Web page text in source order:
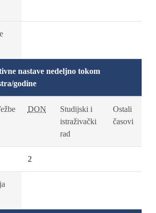
nastave nedeljno tokom
godine
DON
Studijski i
istraživački
rad
Ostali
časovi
2